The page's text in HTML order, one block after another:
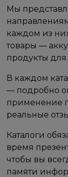
Мы
каждом из
товары —
продукты для
В каждом
— подробно
применение
реальные
Каталоги
время
чтобы вы
памяти